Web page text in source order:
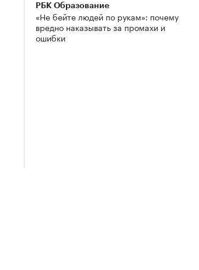
РБК Образование
«Не бейте людей по рукам»: почему
вредно наказывать за промахи и
ошибки